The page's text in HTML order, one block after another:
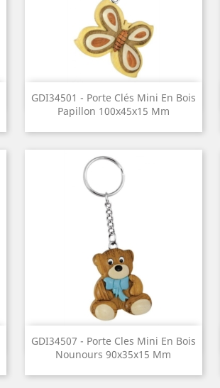
GDI34501 - Porte Clés Mini En Bois
Papillon 100x45x15 Mm
Aperçu rapide
GDI34507 - Porte Cles Mini En Bois
Nounours 90x35x15 Mm
Aperçu rapide